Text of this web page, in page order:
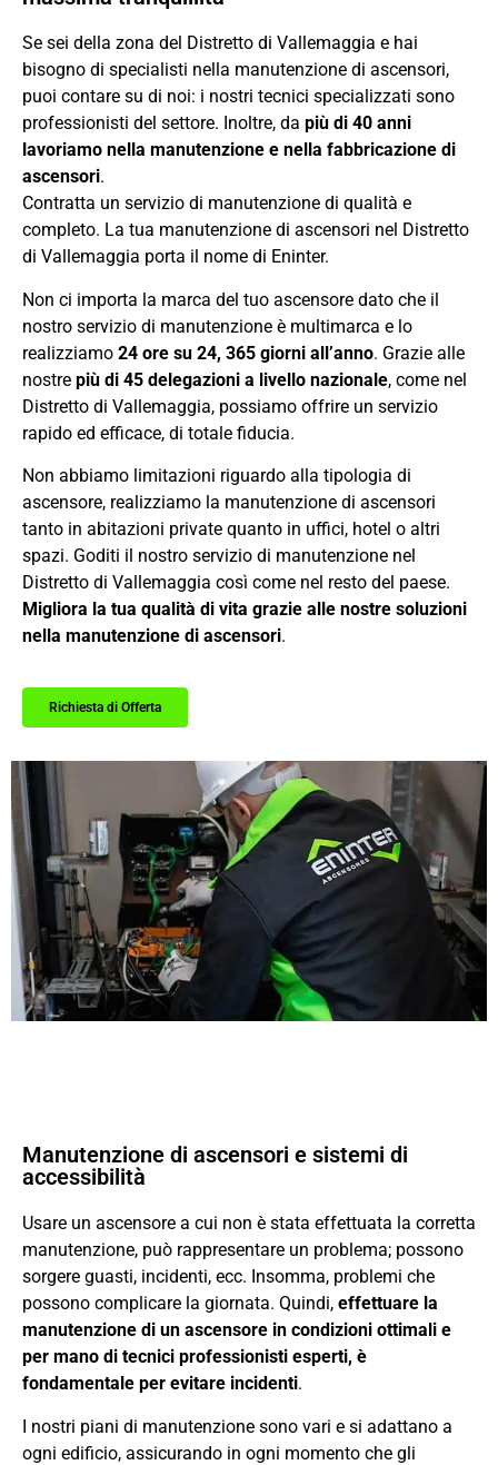
Se sei della zona del Distretto di Vallemaggia e hai
bisogno di specialisti nella manutenzione di ascensori,
puoi contare su di noi: i nostri tecnici specializzati sono
professionisti del settore. Inoltre, da più di 40 anni
lavoriamo nella manutenzione e nella fabbricazione di
ascensori.
Contratta un servizio di manutenzione di qualità e
completo. La tua manutenzione di ascensori nel Distretto
di Vallemaggia porta il nome di Eninter.
Non ci importa la marca del tuo ascensore dato che il
nostro servizio di manutenzione è multimarca e lo
realizziamo 24 ore su 24, 365 giorni all’anno. Grazie alle
nostre più di 45 delegazioni a livello nazionale, come nel
Distretto di Vallemaggia, possiamo offrire un servizio
rapido ed efficace, di totale fiducia.
Non abbiamo limitazioni riguardo alla tipologia di
ascensore, realizziamo la manutenzione di ascensori
tanto in abitazioni private quanto in uffici, hotel o altri
spazi. Goditi il nostro servizio di manutenzione nel
Distretto di Vallemaggia così come nel resto del paese.
Migliora la tua qualità di vita grazie alle nostre soluzioni
nella manutenzione di ascensori.
Richiesta di Offerta
Manutenzione di ascensori e sistemi di
accessibilità
Usare un ascensore a cui non è stata effettuata la corretta
manutenzione, può rappresentare un problema; possono
sorgere guasti, incidenti, ecc. Insomma, problemi che
possono complicare la giornata. Quindi, effettuare la
manutenzione di un ascensore in condizioni ottimali e
per mano di tecnici professionisti esperti, è
fondamentale per evitare incidenti.
I nostri piani di manutenzione sono vari e si adattano a
ogni edificio, assicurando in ogni momento che gli